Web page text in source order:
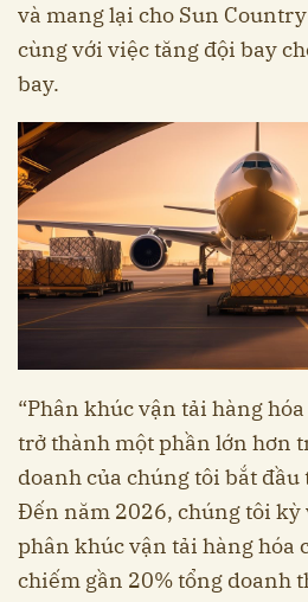
và mang lại cho Sun
cùng với việc tăng đội bay
bay.
“Phân khúc vận tải hàng
trở thành một phần lớn hơn
doanh của chúng tôi bắt
Đến năm 2026, chúng tôi kỳ
phân khúc vận tải hàng hóa
chiếm gần 20% tổng doanh